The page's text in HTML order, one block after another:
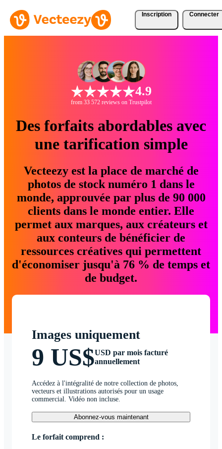
Inscription Connecter
4.9
from 33 572 reviews on Trustpilot
Des forfaits abordables avec
une tarification simple
Vecteezy est la place de marché de
photos de stock numéro 1 dans le
monde, approuvée par plus de 90 000
clients dans le monde entier. Elle
permet aux marques, aux créateurs et
aux conteurs de bénéficier de
ressources créatives qui permettent
d'économiser jusqu'à 76 % de temps et
de budget.
Images uniquement
9 US$USD par mois facturé
annuellement
Accédez à l'intégralité de notre collection de photos,
vecteurs et illustrations autorisés pour un usage
commercial. Vidéo non incluse.
Abonnez-vous maintenant
Le forfait comprend :